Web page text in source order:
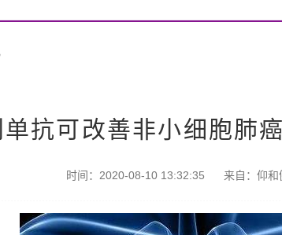
抗可改善非小细胞肺
时间：2020-08-10 13:32:35 来自： 仰和